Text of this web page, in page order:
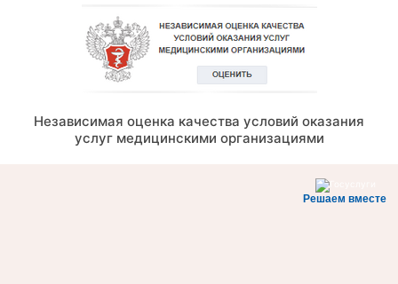
Независимая оценка качества условий оказания
услуг медицинскими организациями
Решаем вместе